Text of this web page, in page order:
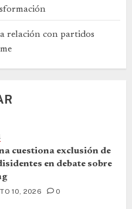
relación con partidos
cuestiona exclusión de
en debate sobre
10, 2026 0